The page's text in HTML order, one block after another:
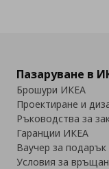
Пазаруване в
Брошури ИКЕА
Проектиране и
Ръководства за
Гаранции ИКЕА
Ваучер за
Условия за